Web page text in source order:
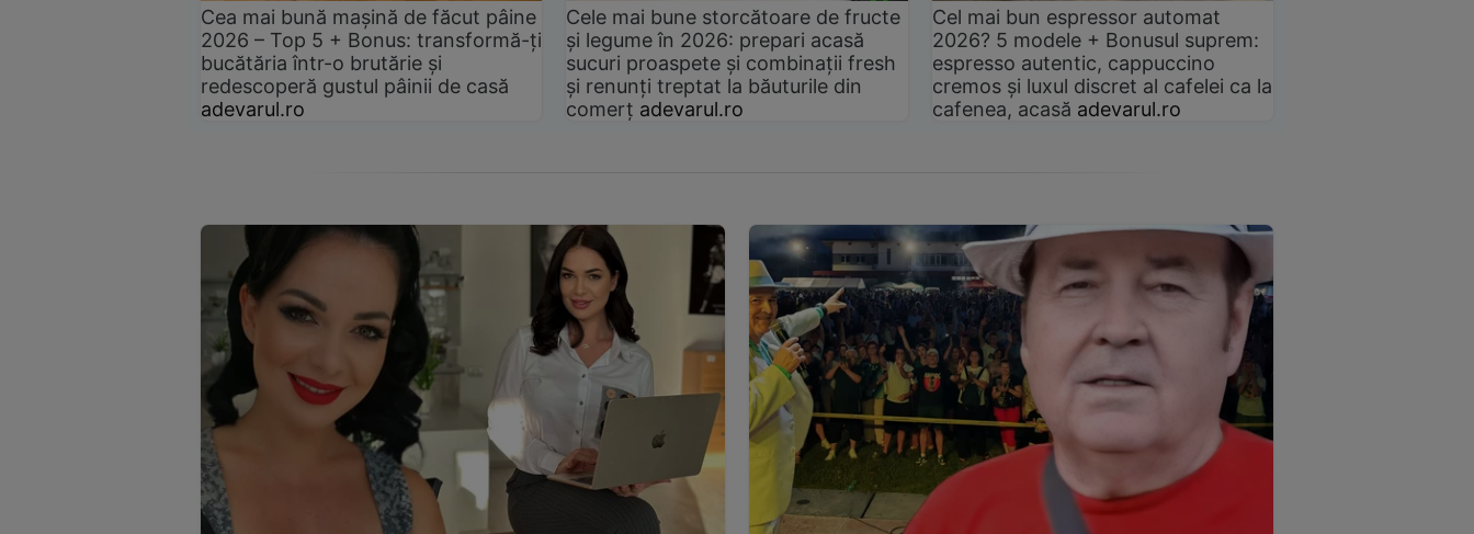
Cea mai bună mașină de făcut pâine
2026 – Top 5 + Bonus: transformă-ți
bucătăria într-o brutărie și
redescoperă gustul pâinii de casă
adevarul.ro
Cele mai bune storcătoare de fructe
și legume în 2026: prepari acasă
sucuri proaspete și combinații fresh
și renunți treptat la băuturile din
comerț adevarul.ro
Cel mai bun espressor automat
2026? 5 modele + Bonusul suprem:
espresso autentic, cappuccino
cremos și luxul discret al cafelei ca la
cafenea, acasă adevarul.ro